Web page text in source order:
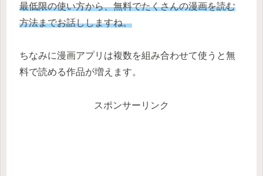
最低限の使い方から、無料でたくさんの漫画を読む
方法までお話ししますね。
ちなみに漫画アプリは複数を組み合わせて使うと無
料で読める作品が増えます。
スポンサーリンク